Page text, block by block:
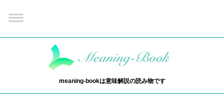
meaning-bookは意味解説の読み物です